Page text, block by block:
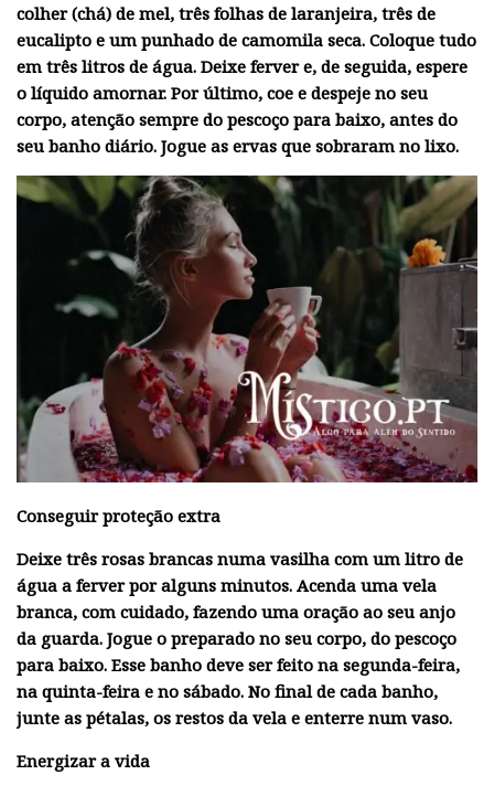
colher (chá) de mel, três folhas de laranjeira, três de
eucalipto e um punhado de camomila seca. Coloque tudo
em três litros de água. Deixe ferver e, de seguida, espere
o líquido amornar. Por último, coe e despeje no seu
corpo, atenção sempre do pescoço para baixo, antes do
seu banho diário. Jogue as ervas que sobraram no lixo.
Conseguir proteção extra
Deixe três rosas brancas numa vasilha com um litro de
água a ferver por alguns minutos. Acenda uma vela
branca, com cuidado, fazendo uma oração ao seu anjo
da guarda. Jogue o preparado no seu corpo, do pescoço
para baixo. Esse banho deve ser feito na segunda-feira,
na quinta-feira e no sábado. No final de cada banho,
junte as pétalas, os restos da vela e enterre num vaso.
Energizar a vida